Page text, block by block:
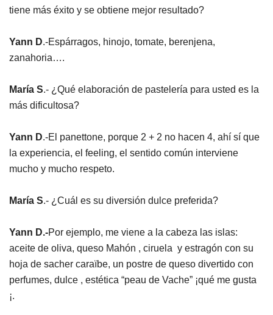
tiene más éxito y se obtiene mejor resultado?
Yann D.-Espárragos, hinojo, tomate, berenjena,
zanahoria….
María S.- ¿Qué elaboración de pastelería para usted es la
más dificultosa?
Yann D.-El panettone, porque 2 + 2 no hacen 4, ahí sí que
la experiencia, el feeling, el sentido común interviene
mucho y mucho respeto.
María S.- ¿Cuál es su diversión dulce preferida?
Yann D.-Por ejemplo, me viene a la cabeza las islas:
aceite de oliva, queso Mahón , ciruela y estragón con su
hoja de sacher caraïbe, un postre de queso divertido con
perfumes, dulce , estética “peau de Vache” ¡qué me gusta
¡.